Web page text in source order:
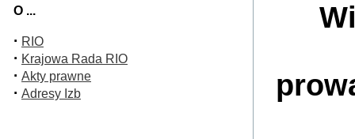
O ...
· RIO
· Krajowa Rada RIO
· Akty prawne
· Adresy Izb